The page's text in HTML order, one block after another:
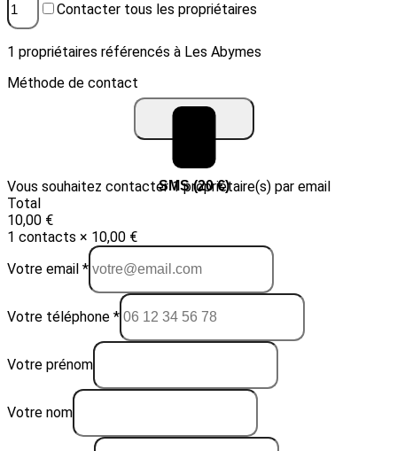
Contacter tous les propriétaires
1 propriétaires référencés à Les Abymes
Méthode de contact
Email (10 €) SMS (20 €)
Vous souhaitez contacter 1 propriétaire(s) par email
Total
10,00 €
1 contacts × 10,00 €
Votre email *
Votre téléphone *
Votre prénom
Votre nom